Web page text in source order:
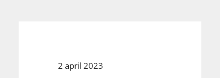
2 april 2023